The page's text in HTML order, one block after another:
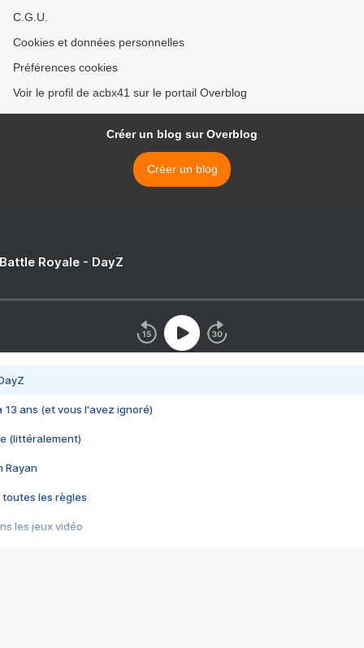
C.G.U.
Cookies et données personnelles
Préférences cookies
Voir le profil de acbx41 sur le portail Overblog
Créer un blog sur Overblog
Créer un blog
Royale - DayZ
13 ans (et vous l'avez ignoré)
(littéralement)
Rayan
toutes les règles
les jeux vidéo